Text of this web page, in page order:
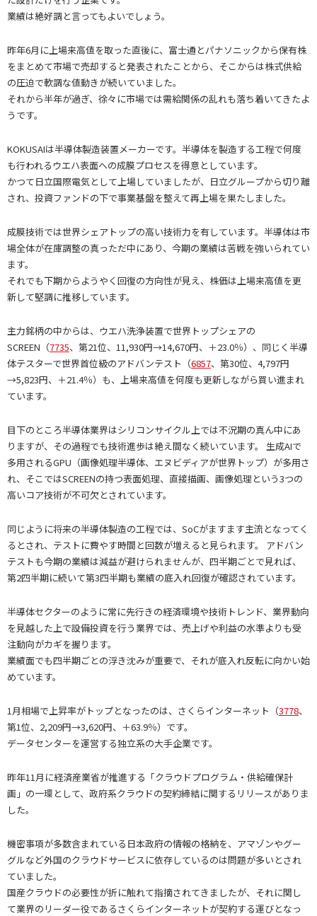
業績は絶好調と言ってもよいでしょう。
昨年6月に上場来高値を取った直後に、富士通とパナソニックから保有株
をまとめて市場で売却すると発表されたことから、そこからは株式供給
の圧迫で軟調な値動きが続いていました。
それから半年が過ぎ、徐々に市場では需給関係の乱れも落ち着いてきたよ
うです。
KOKUSAIは半導体製造装置メーカーです。半導体を製造する工程で何度
も行われるウエハ表面への成膜プロセスを得意としています。
かつて日立国際電気として上場していましたが、日立グループから切り離
され、投資ファンドの下で事業基盤を整えて再上場を果たしました。
成膜技術では世界シェアトップの高い技術力を有しています。半導体は市
場全体が在庫調整の真っただ中にあり、今期の業績は苦戦を強いられてい
ます。
それでも下期からようやく回復の方向性が見え、株価は上場来高値を更
新して堅調に推移しています。
主力銘柄の中からは、ウエハ洗浄装置で世界トップシェアの
SCREEN（7735、第21位、11,930円→14,670円、＋23.0％）、同じく半導
体テスターで世界首位級のアドバンテスト（6857、第30位、4,797円
→5,823円、＋21.4％）も、上場来高値を何度も更新しながら買い進まれ
ています。
目下のところ半導体業界はシリコンサイクル上では不況期の真ん中にあ
りますが、その過程でも技術進歩は絶え間なく続いています。 生成AIで
多用されるGPU（画像処理半導体、エヌビディアが世界トップ）が多用さ
れ、そこではSCREENの持つ表面処理、直接描画、画像処理という3つの
高いコア技術が不可欠とされています。
同じように将来の半導体製造の工程では、SoCがますます主流となってく
るとされ、テストに費やす時間と回数が増えると見られます。 アドバン
テストも今期の業績は減益が避けられませんが、四半期ごとで見れば、
第2四半期に続いて第3四半期も業績の底入れ回復が確認されています。
半導体セクターのように常に先行きの経済環境や技術トレンド、業界動向
を見越した上で設備投資を行う業界では、売上げや利益の水準よりも受
注動向がカギを握ります。
業績面でも四半期ごとの浮き沈みが重要で、それが底入れ反転に向かい始
めています。
1月相場で上昇率がトップとなったのは、さくらインターネット（3778、
第1位、2,209円→3,620円、＋63.9％）です。
データセンターを運営する独立系の大手企業です。
昨年11月に経済産業省が推進する「クラウドプログラム・供給確保計
画」の一環として、政府系クラウドの契約締結に関するリリースがありま
した。
機密事項が多数含まれている日本政府の情報の格納を、アマゾンやグー
グルなど外国のクラウドサービスに依存しているのは問題が多いとされ
ていました。
国産クラウドの必要性が折に触れて指摘されてきましたが、それに関し
て業界のリーダー役であるさくらインターネットが契約する運びとなっ